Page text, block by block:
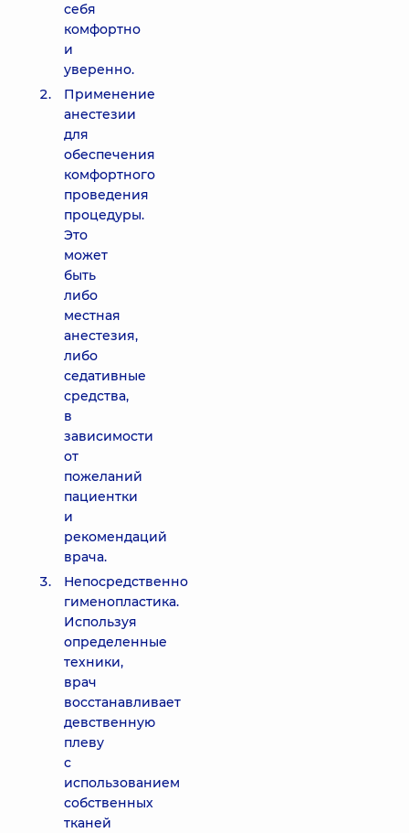
себя
комфортно
и
уверенно.
Применение
анестезии
для
обеспечения
комфортного
проведения
процедуры.
Это
может
быть
либо
местная
анестезия,
либо
седативные
средства,
в
зависимости
от
пожеланий
пациентки
и
рекомендаций
врача.
Непосредственно
гименопластика.
Используя
определенные
техники,
врач
восстанавливает
девственную
плеву
с
использованием
собственных
тканей